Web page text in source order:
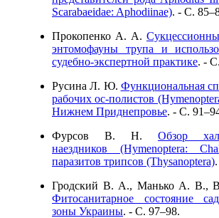
Scarabaeidae: Aphodiinae). - C.
Прокопенко А. А.
энтомофауны трупа и
судебно-экспертной практике. -
Русина Л. Ю. Функциональная
рабочих ос-полистов
Нижнем Приднепровье. - C.
Фурсов В. Н. Обзор
наездников (Hymenoptera:
паразитов трипсов (Thysanoptera)
Гродский В. А., Манько А. В.,
Фитосанитарное состояние
зоны Украины. - C. 97–98.